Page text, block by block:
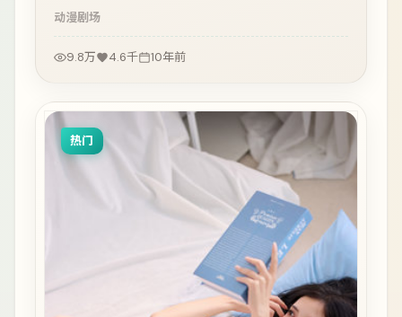
观看。
动漫剧场
9.8万 4.6千 10年前
热门